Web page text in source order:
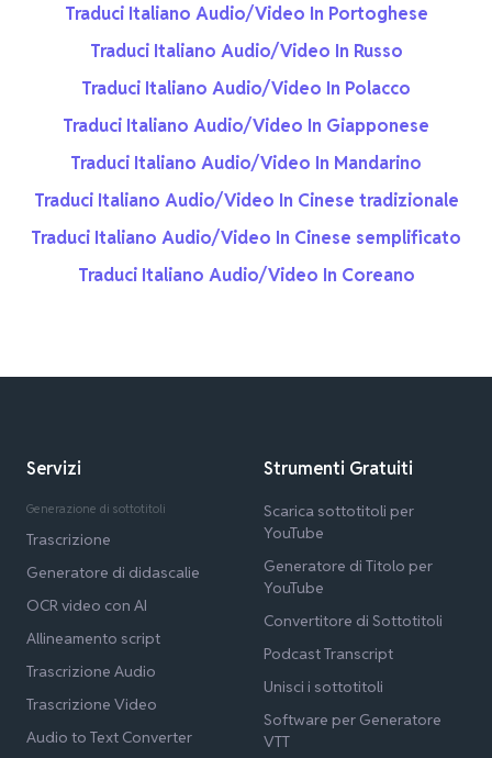
Traduci Italiano Audio/Video In Portoghese
Traduci Italiano Audio/Video In Russo
Traduci Italiano Audio/Video In Polacco
Traduci Italiano Audio/Video In Giapponese
Traduci Italiano Audio/Video In Mandarino
Traduci Italiano Audio/Video In Cinese tradizionale
Traduci Italiano Audio/Video In Cinese semplificato
Traduci Italiano Audio/Video In Coreano
Servizi
Generazione di sottotitoli
Trascrizione
Generatore di didascalie
OCR video con AI
Allineamento script
Trascrizione Audio
Trascrizione Video
Audio to Text Converter
Strumenti Gratuiti
Scarica sottotitoli per
YouTube
Generatore di Titolo per
YouTube
Convertitore di Sottotitoli
Podcast Transcript
Unisci i sottotitoli
Software per Generatore
VTT